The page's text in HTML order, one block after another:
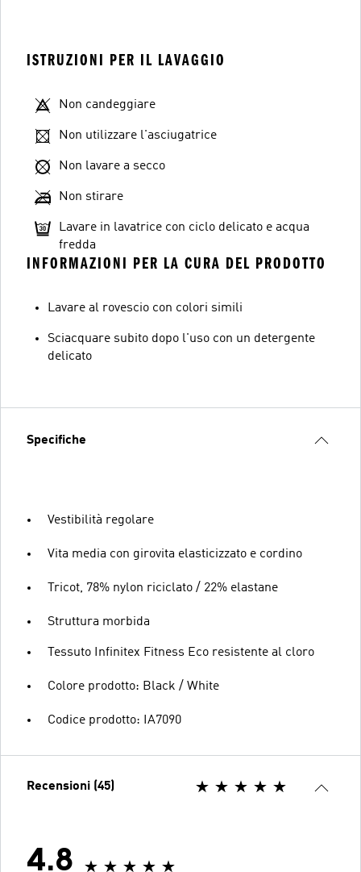
ISTRUZIONI PER IL LAVAGGIO
Non candeggiare
Non utilizzare l'asciugatrice
Non lavare a secco
Non stirare
Lavare in lavatrice con ciclo delicato e acqua
fredda
INFORMAZIONI PER LA CURA DEL PRODOTTO
Lavare al rovescio con colori simili
Sciacquare subito dopo l'uso con un detergente
delicato
Specifiche
Vestibilità regolare
Vita media con girovita elasticizzato e cordino
Tricot, 78% nylon riciclato / 22% elastane
Struttura morbida
Tessuto Infinitex Fitness Eco resistente al cloro
Colore prodotto: Black / White
Codice prodotto: IA7090
Recensioni (45)
4.8